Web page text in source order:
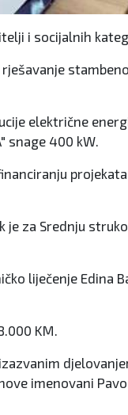
i socijalnih
električne
snage 400 kW.
za Srednju
liječenje Edina
KM.
imenovani